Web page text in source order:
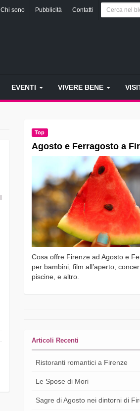
Chi sono Pubblicità Contatti
EVENTI VIVERE BENE
Top
Agosto e Ferragosto a
Cosa offre Firenze ad Agosto e
per bambini, film all’aperto,
piscine, e altro.
Articoli Recenti
Ristoranti romantici a Firenze
Le Spose di Mori
Sagre di Agosto nei dintorni di